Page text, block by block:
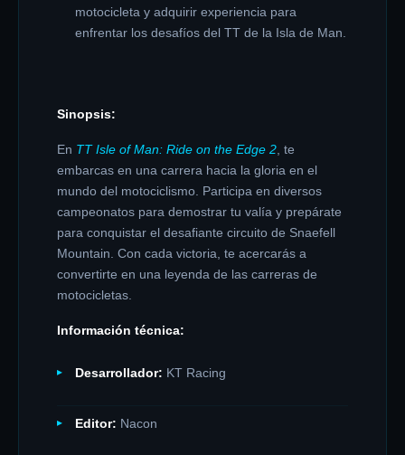
motocicleta y adquirir experiencia para
enfrentar los desafíos del TT de la Isla de Man.
Sinopsis:
En TT Isle of Man: Ride on the Edge 2, te
embarcas en una carrera hacia la gloria en el
mundo del motociclismo. Participa en diversos
campeonatos para demostrar tu valía y prepárate
para conquistar el desafiante circuito de Snaefell
Mountain. Con cada victoria, te acercarás a
convertirte en una leyenda de las carreras de
motocicletas.
Información técnica:
Desarrollador: KT Racing
Editor: Nacon